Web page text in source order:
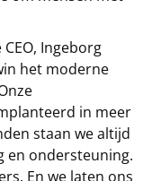
Ingeborg
het moderne
in meer
staan we altijd
en ondersteuning.
En we laten ons